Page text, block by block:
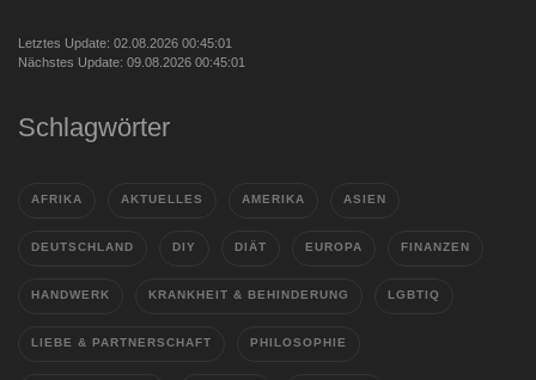
Letztes Update: 02.08.2026 00:45:01
Nächstes Update: 09.08.2026 00:45:01
Schlagwörter
AFRIKA AKTUELLES AMERIKA ASIEN
DEUTSCHLAND DIY DIÄT EUROPA FINANZEN
HANDWERK KRANKHEIT & BEHINDERUNG LGBTIQ
LIEBE & PARTNERSCHAFT PHILOSOPHIE